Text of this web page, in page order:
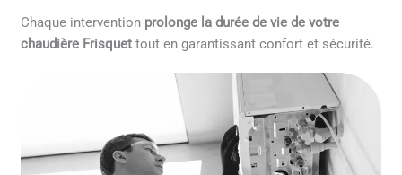
Chaque intervention prolonge la durée de vie de votre
chaudière Frisquet tout en garantissant confort et sécurité.